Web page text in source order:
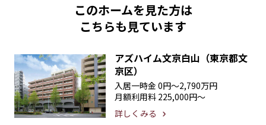
このホームを見た方は
こちらも見ています
アズハイム文京白山（東京都文
京区）
入居一時金 0円〜2,790万円
月額利用料 225,000円〜
詳しくみる